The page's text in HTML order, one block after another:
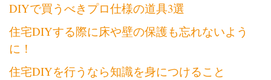
DIYで買うべきプロ仕様の道具3選
住宅DIYする際に床や壁の保護も忘れないよう
に！
住宅DIYを行うなら知識を身につけること